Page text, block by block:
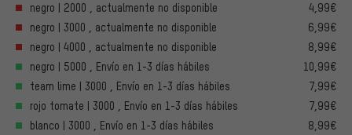
negro | 2000 , actualmente no disponible
4,99€
negro | 3000 , actualmente no disponible
6,99€
negro | 4000 , actualmente no disponible
8,99€
negro | 5000 , Envío en 1-3 días hábiles
10,99€
team lime | 3000 , Envío en 1-3 días hábiles
7,99€
rojo tomate | 3000 , Envío en 1-3 días hábiles
7,99€
blanco | 3000 , Envío en 1-3 días hábiles
8,99€